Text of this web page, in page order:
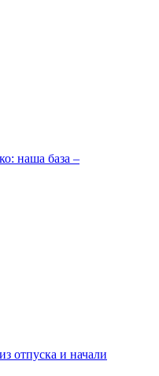
наша база –
отпуска и начали